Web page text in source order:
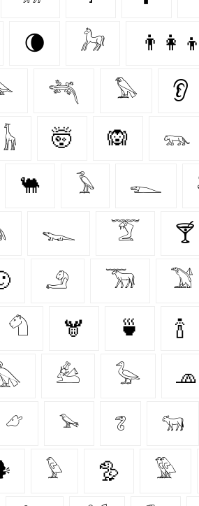
🌘 𓃗 👨‍👩‍👦
𓆈 𓅃 👂
𓃱 🤯 🙉 𓃮
🐫 𓅥 𓆍
𓆊 𓄆 🍸
𓄂 𓃞 𓅑
𓄇 🫎 🍵 🍾
𓃕 𓅭 🧢
𓃿 𓅩 𓆂 𓃔
𓅱 🦤 𓅳